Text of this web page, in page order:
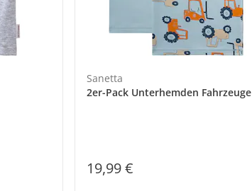
Sanetta
2er-Pack Unterhemden Fahrzeuge
19,99 €